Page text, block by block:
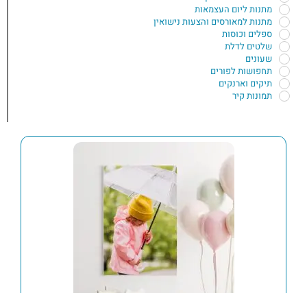
מתנות ליום העצמאות
מתנות למאורסים והצעות נישואין
ספלים וכוסות
שלטים לדלת
שעונים
תחפושות לפורים
תיקים וארנקים
תמונות קיר